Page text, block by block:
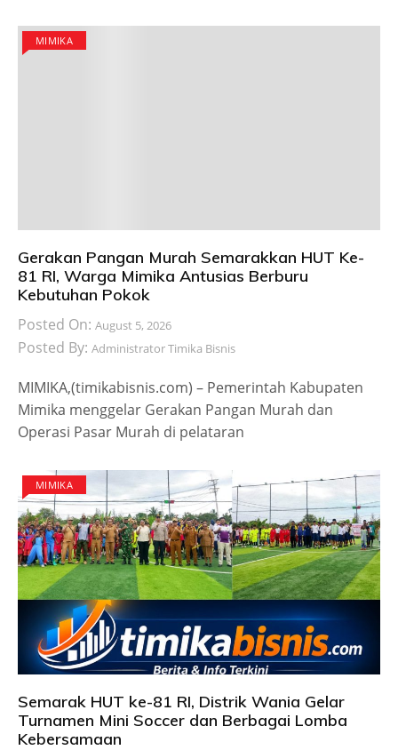
MIMIKA
Gerakan Pangan Murah Semarakkan HUT Ke-
81 RI, Warga Mimika Antusias Berburu
Kebutuhan Pokok
Posted On: August 5, 2026
Posted By: Administrator Timika Bisnis
MIMIKA,(timikabisnis.com) – Pemerintah Kabupaten
Mimika menggelar Gerakan Pangan Murah dan
Operasi Pasar Murah di pelataran
MIMIKA
Semarak HUT ke-81 RI, Distrik Wania Gelar
Turnamen Mini Soccer dan Berbagai Lomba
Kebersamaan